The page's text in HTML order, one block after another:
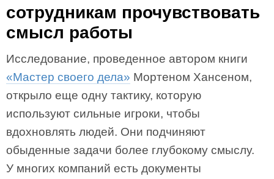
сотрудникам прочувствовать
смысл работы
Исследование, проведенное автором книги
«Мастер своего дела» Мортеном Хансеном,
открыло еще одну тактику, которую
используют сильные игроки, чтобы
вдохновлять людей. Они подчиняют
обыденные задачи более глубокому смыслу.
У многих компаний есть документы